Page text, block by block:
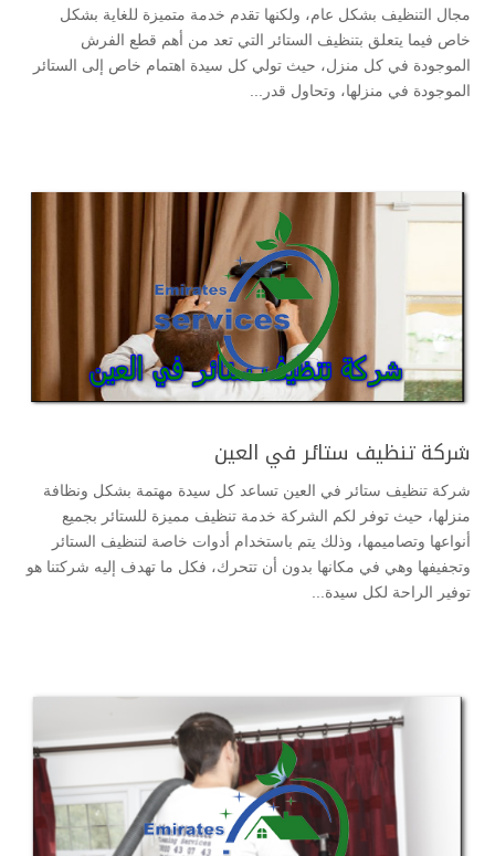
مجال التنظيف بشكل عام، ولكنها تقدم خدمة متميزة للغاية بشكل
خاص فيما يتعلق بتنظيف الستائر التي تعد من أهم قطع الفرش
الموجودة في كل منزل، حيث تولي كل سيدة اهتمام خاص إلى الستائر
الموجودة في منزلها، وتحاول قدر...
شركة تنظيف ستائر في العين
شركة تنظيف ستائر في العين تساعد كل سيدة مهتمة بشكل ونظافة
منزلها، حيث توفر لكم الشركة خدمة تنظيف مميزة للستائر بجميع
أنواعها وتصاميمها، وذلك يتم باستخدام أدوات خاصة لتنظيف الستائر
وتجفيفها وهي في مكانها بدون أن تتحرك، فكل ما تهدف إليه شركتنا هو
توفير الراحة لكل سيدة...